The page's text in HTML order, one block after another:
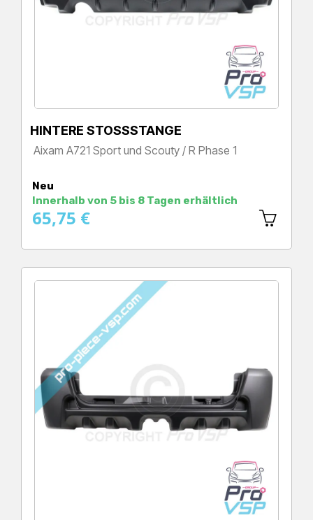
HINTERE STOSSSTANGE
Aixam A721 Sport und Scouty / R Phase 1
Neu
Innerhalb von 5 bis 8 Tagen erhältlich
65,75 €